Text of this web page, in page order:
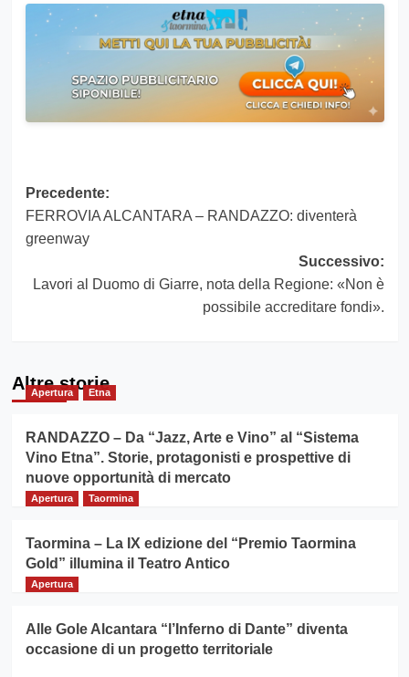
Navigazione
articolo
Precedente:
FERROVIA ALCANTARA – RANDAZZO: diventerà
greenway
Successivo:
Lavori al Duomo di Giarre, nota della Regione: «Non è
possibile accreditare fondi».
Altre storie
Apertura Etna
RANDAZZO – Da “Jazz, Arte e Vino” al “Sistema
Vino Etna”. Storie, protagonisti e prospettive di
nuove opportunità di mercato
Apertura Taormina
Taormina – La IX edizione del “Premio Taormina
Gold” illumina il Teatro Antico
Apertura
Alle Gole Alcantara “l’Inferno di Dante” diventa
occasione di un progetto territoriale